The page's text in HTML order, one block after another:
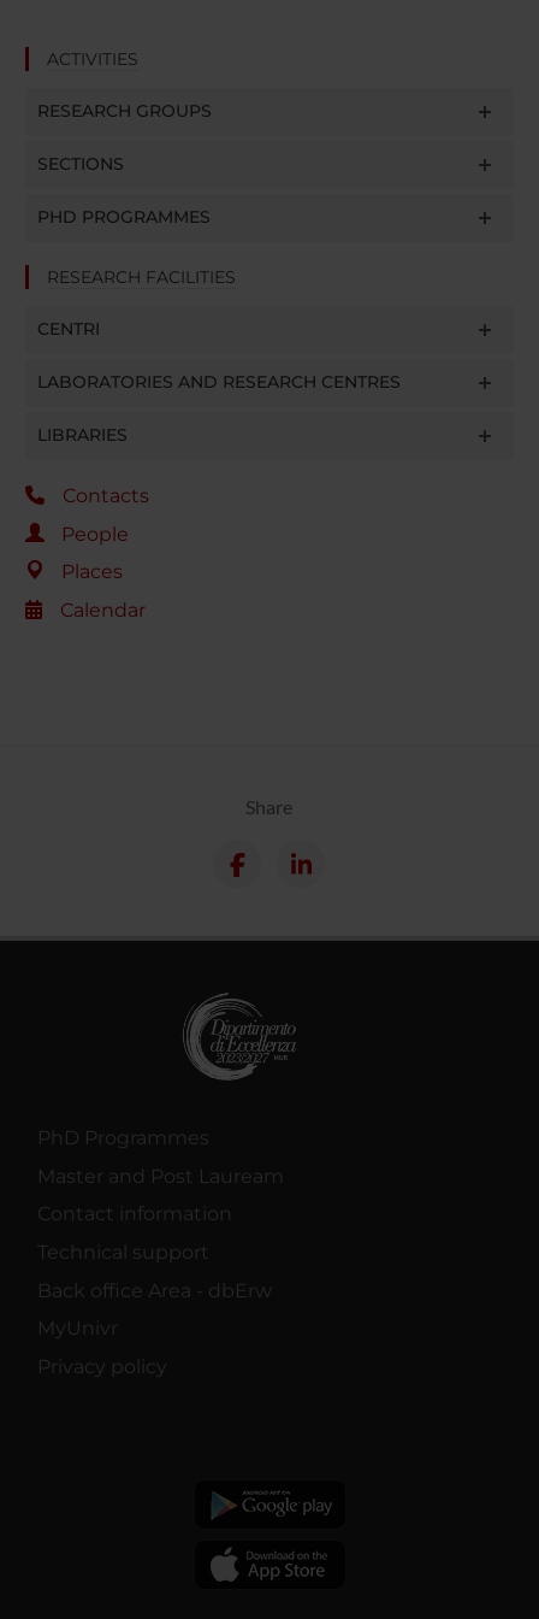
ACTIVITIES
RESEARCH GROUPS
SECTIONS
PHD PROGRAMMES
RESEARCH FACILITIES
CENTRI
LABORATORIES AND RESEARCH CENTRES
LIBRARIES
Contacts
People
Places
Calendar
Share
PhD Programmes
Master and Post Lauream
Contact information
Technical support
Back office Area - dbErw
MyUnivr
Privacy policy